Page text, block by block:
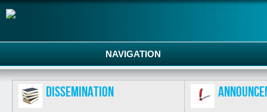
NAVIGATION
Dissemination